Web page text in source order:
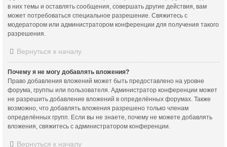
в них темы и оставлять сообщения, совершать другие действия, вам
может потребоваться специальное разрешение. Свяжитесь с
модератором или администратором конференции для получения такого
разрешения.
Вернуться к началу
Почему я не могу добавлять вложения?
Право добавления вложений может быть предоставлено на уровне
форума, группы или пользователя. Администратор конференции может
не разрешить добавление вложений в определённых форумах. Также
возможно, что добавлять вложения разрешено только членам
определённых групп. Если вы не знаете, почему не можете добавлять
вложения, свяжитесь с администратором конференции.
Вернуться к началу